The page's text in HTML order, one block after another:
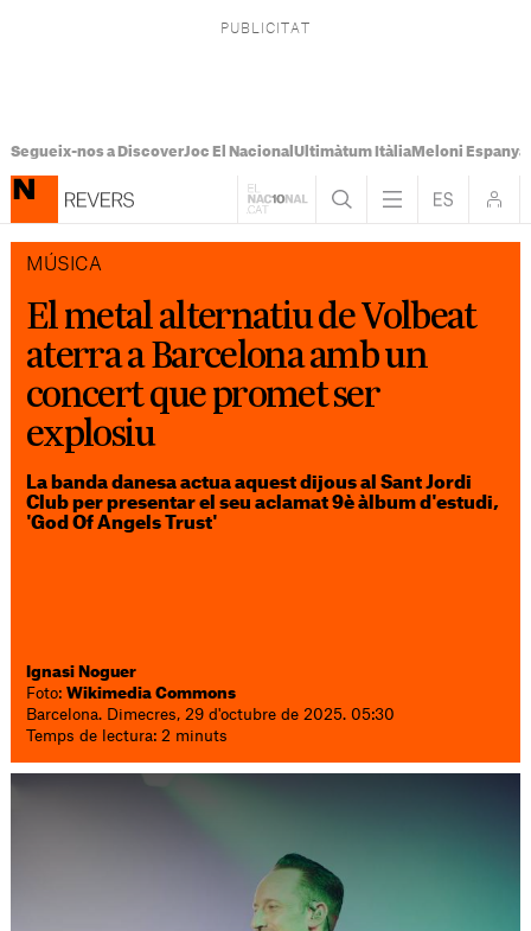
Segueix-nos a DiscoverJoc El Nacional Ultimàtum ItàliaMeloni Espanya
MÚSICA
El metal alternatiu de Volbeat
aterra a Barcelona amb un
concert que promet ser
explosiu
La banda danesa actua aquest dijous al Sant Jordi
Club per presentar el seu aclamat 9è àlbum d'estudi,
'God Of Angels Trust'
Ignasi Noguer
Foto:Wikimedia Commons
Barcelona. Dimecres, 29 d'octubre de 2025. 05:30
Temps de lectura: 2 minuts